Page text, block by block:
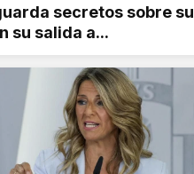
secretos sobre su
su salida a...